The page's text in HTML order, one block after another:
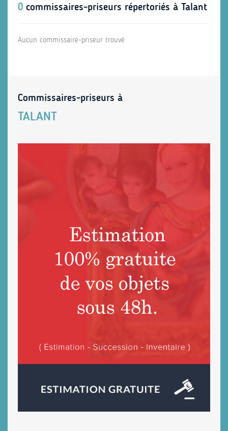
0 commissaires-priseurs répertoriés à Talant
Aucun commissaire-priseur trouvé
Commissaires-priseurs à
TALANT